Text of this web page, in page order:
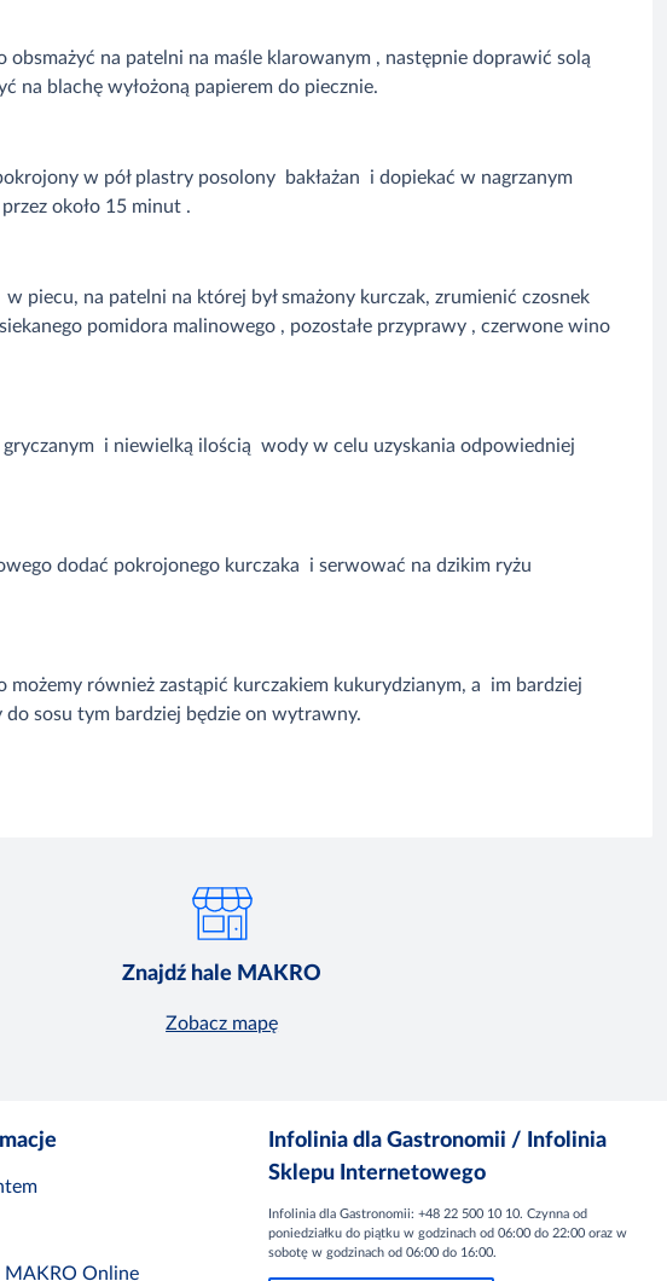
obsmażyć na patelni na maśle klarowanym , następnie doprawić solą
na blachę wyłożoną papierem do piecznie.
w pół plastry posolony bakłażan i dopiekać w nagrzanym
około 15 minut .
piecu, na patelni na której był smażony kurczak, zrumienić czosnek
pomidora malinowego , pozostałe przyprawy , czerwone wino
gryczanym i niewielką ilością wody w celu uzyskania odpowiedniej
dodać pokrojonego kurczaka i serwować na dzikim ryżu
możemy również zastąpić kurczakiem kukurydzianym, a im bardziej
do sosu tym bardziej będzie on wytrawny.
Znajdź hale MAKRO
Zobacz mapę
MAKRO Online
Infolinia dla Gastronomii / Infolinia
Sklepu Internetowego
Infolinia dla Gastronomii: +48 22 500 10 10. Czynna od
poniedziałku do piątku w godzinach od 06:00 do 22:00 oraz w
sobotę w godzinach od 06:00 do 16:00.